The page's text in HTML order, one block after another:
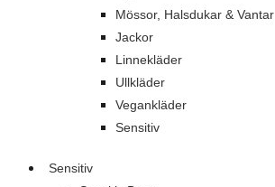
Mössor, Halsdukar & Vantar
Jackor
Linnekläder
Ullkläder
Vegankläder
Sensitiv
Sensitiv